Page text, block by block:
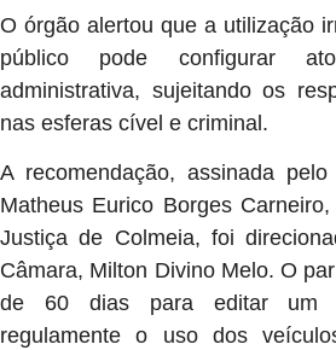
O órgão alertou que a utilização
público pode configurar
administrativa, sujeitando os
nas esferas cível e criminal.
A recomendação, assinada
Matheus Eurico Borges
Justiça de Colmeia, foi
Câmara, Milton Divino Melo. O
de 60 dias para editar um
regulamente o uso dos